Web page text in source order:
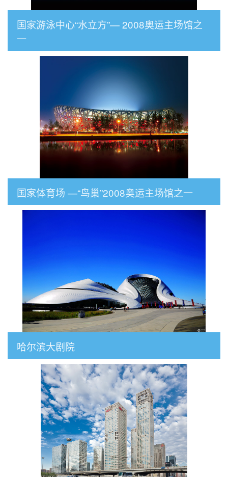
国家游泳中心“水立方”— 2008奥运主场馆之
一
国家体育场 —“鸟巢”2008奥运主场馆之一
哈尔滨大剧院